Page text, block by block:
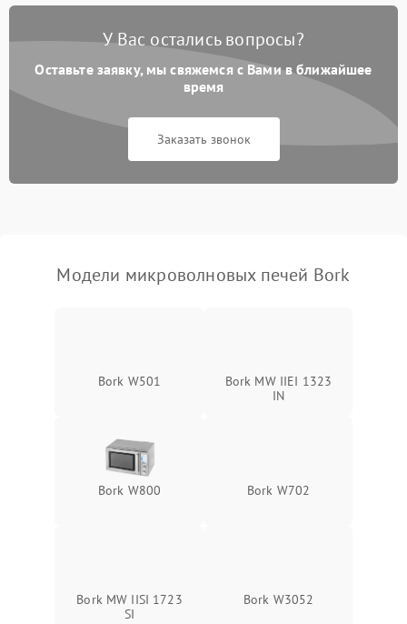
Появление запаха гари 2400 ₽ Подробнее →
2000 ₽
Поломка системы
охлаждения
Не работают сенсорные
Сломался трансформатор Подробнее →
У Вас остались вопросы?
Оставьте заявку, мы свяжемся с Вами в ближайшее
время
Заказать звонок
Модели микроволновых печей Bork
Bork W501
Bork MW IIEI 1323
IN
Bork W800 Bork W702
Bork MW IISI 1723
SI
Bork W3052